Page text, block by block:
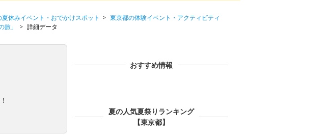
休みイベント・おでかけスポット
東京都の体験イベント・アクティビティ
」
詳細データ
おすすめ情報
夏の人気夏祭りランキング
【東京都】